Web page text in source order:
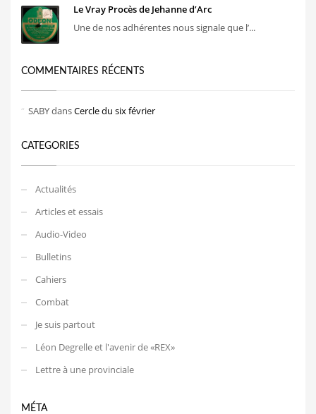
Le Vray Procès de Jehanne d’Arc
Une de nos adhérentes nous signale que l’...
COMMENTAIRES RÉCENTS
SABYdansCercle du six février
CATEGORIES
Actualités
Articles et essais
Audio-Video
Bulletins
Cahiers
Combat
Je suis partout
Léon Degrelle et l'avenir de «REX»
Lettre à une provinciale
MÉTA